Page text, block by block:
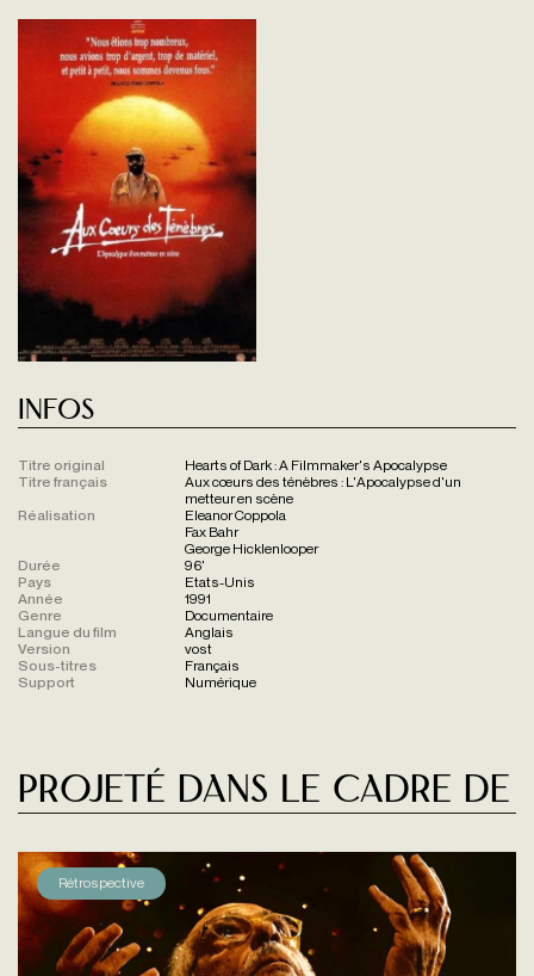
Infos
Titre original
Hearts of Dark : A Filmmaker's Apocalypse
Titre français
Aux cœurs des ténèbres : L'Apocalypse d'un
metteur en scène
Réalisation
Eleanor Coppola
Fax Bahr
George Hicklenlooper
Durée
96'
Pays
Etats-Unis
Année
1991
Genre
Documentaire
Langue du film
Anglais
Version
vost
Sous-titres
Français
Support
Numérique
Projeté dans le cadre de
Rétrospective